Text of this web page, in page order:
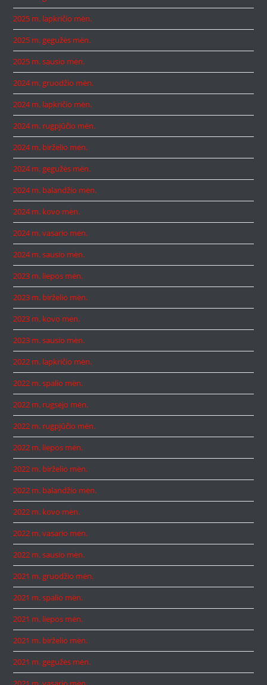
2025 m. lapkričio mėn.
2025 m. gegužės mėn.
2025 m. sausio mėn.
2024 m. gruodžio mėn.
2024 m. lapkričio mėn.
2024 m. rugpjūčio mėn.
2024 m. birželio mėn.
2024 m. gegužės mėn.
2024 m. balandžio mėn.
2024 m. kovo mėn.
2024 m. vasario mėn.
2024 m. sausio mėn.
2023 m. liepos mėn.
2023 m. birželio mėn.
2023 m. kovo mėn.
2023 m. sausio mėn.
2022 m. lapkričio mėn.
2022 m. spalio mėn.
2022 m. rugsėjo mėn.
2022 m. rugpjūčio mėn.
2022 m. liepos mėn.
2022 m. birželio mėn.
2022 m. balandžio mėn.
2022 m. kovo mėn.
2022 m. vasario mėn.
2022 m. sausio mėn.
2021 m. gruodžio mėn.
2021 m. spalio mėn.
2021 m. liepos mėn.
2021 m. birželio mėn.
2021 m. gegužės mėn.